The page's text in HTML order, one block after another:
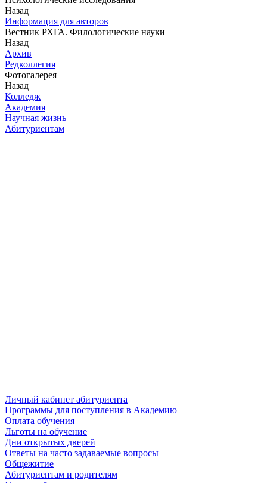
Назад
Информация для авторов
Вестник РХГА. Филологические науки
Назад
Архив
Редколлегия
Фотогалерея
Назад
Колледж
Академия
Научная жизнь
Абитуриентам
Личный кабинет абитуриента
Программы для поступления в Академию
Оплата обучения
Льготы на обучение
Дни открытых дверей
Ответы на часто задаваемые вопросы
Общежитие
Абитуриентам и родителям